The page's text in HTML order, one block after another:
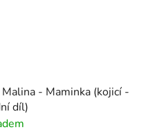
- Maminka (kojicí -
díl)